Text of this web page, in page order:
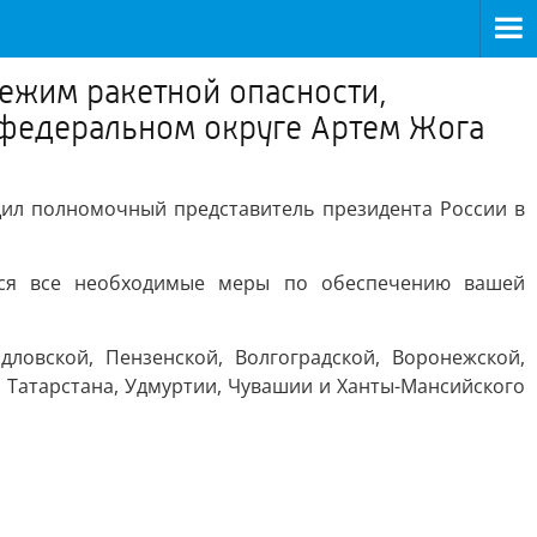
ракетной опасности,
округе Артем Жога
полномочный представитель президента России в
все необходимые меры по обеспечению вашей
Пензенской, Волгоградской, Воронежской,
Удмуртии, Чувашии и Ханты-Мансийского